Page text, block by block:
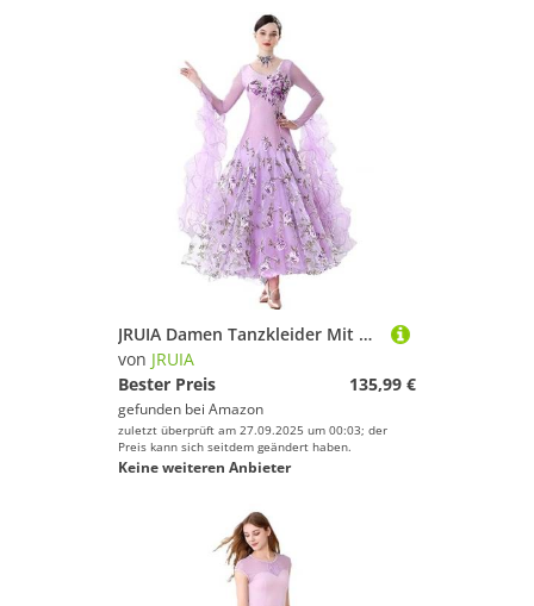
JRUIA Damen Tanzkleider Mit Stickereien Für Turniere Professionelles Walzer Foxtrott Tanzoutfit Exquisite Flamenco Tango Tanzbekleidung Toller Swingrock,Lila,XL
von JRUIA
Bester Preis
135,99 €
gefunden bei Amazon
zuletzt überprüft am 27.09.2025 um 00:03; der
Preis kann sich seitdem geändert haben.
Keine weiteren Anbieter